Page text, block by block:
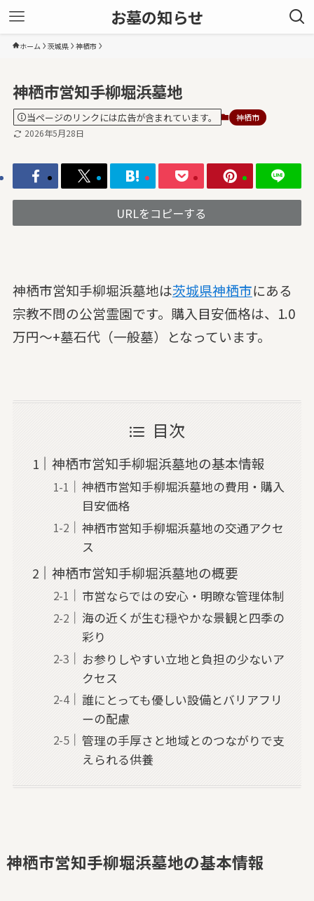
お墓の知らせ
ホーム 茨城県 神栖市
神栖市営知手柳堀浜墓地
当ページのリンクには広告が含まれています。 神栖市
2026年5月28日
URLをコピーする
神栖市営知手柳堀浜墓地は茨城県神栖市にある
宗教不問の公営霊園です。購入目安価格は、1.0
万円～+墓石代（一般墓）となっています。
目次
神栖市営知手柳堀浜墓地の基本情報
神栖市営知手柳堀浜墓地の費用・購入
目安価格
神栖市営知手柳堀浜墓地の交通アクセ
ス
神栖市営知手柳堀浜墓地の概要
市営ならではの安心・明瞭な管理体制
海の近くが生む穏やかな景観と四季の
彩り
お参りしやすい立地と負担の少ないア
クセス
誰にとっても優しい設備とバリアフリ
ーの配慮
管理の手厚さと地域とのつながりで支
えられる供養
神栖市営知手柳堀浜墓地の基本情報